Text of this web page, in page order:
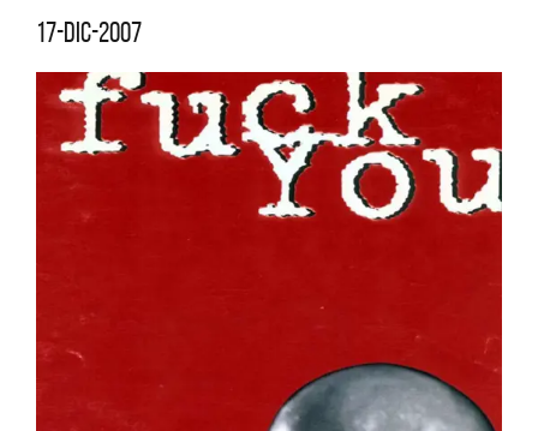
17-dic-2007